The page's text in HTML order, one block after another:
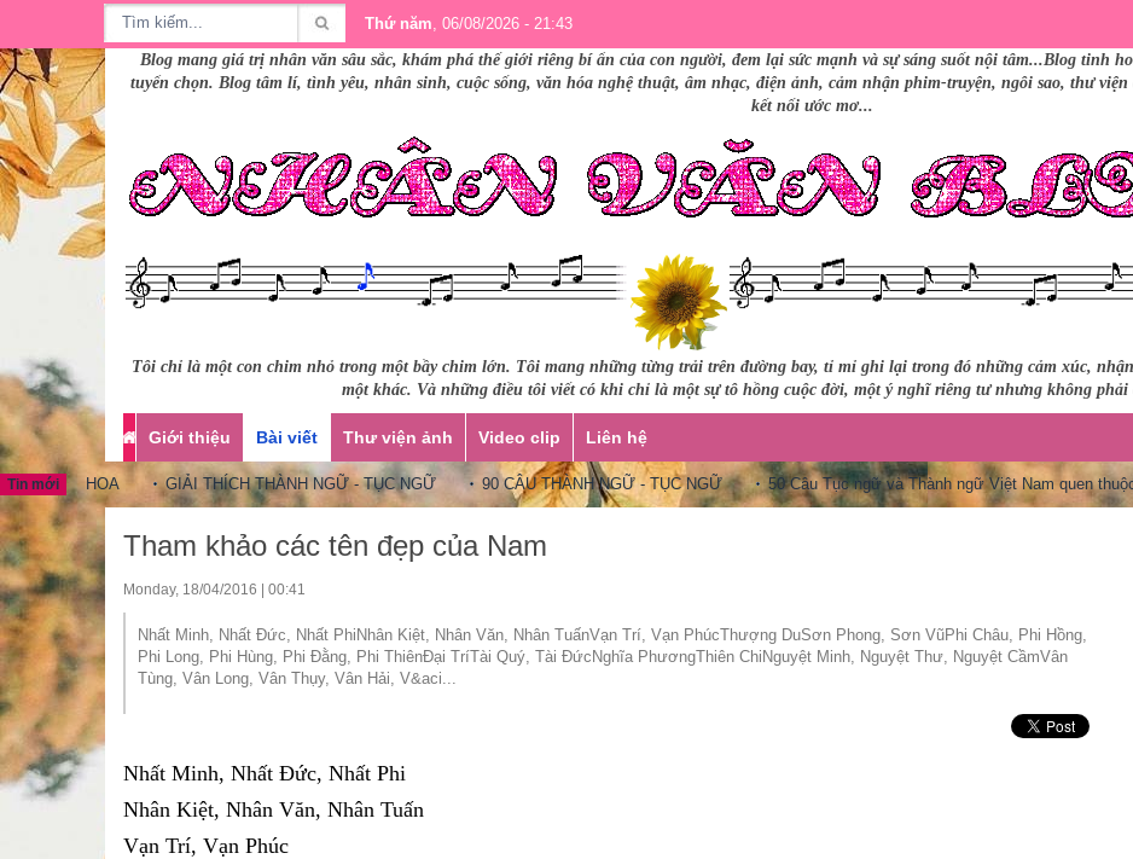
Thứ năm, 06/08/2026 - 21:43
Blog mang giá trị nhân văn sâu sắc, khám phá thế giới riêng bí ẩn của con người, đem lại sức mạnh và sự sáng suốt nội tâm...Blog tinh
tuyển chọn. Blog tâm lí, tình yêu, nhân sinh, cuộc sống, văn hóa nghệ thuật, âm nhạc, điện ảnh, cảm nhận phim-truyện, ngôi sao, thư
kết nối ước mơ...
Tôi chỉ là một con chim nhỏ trong một bầy chim lớn. Tôi mang những từng trải trên đường bay, tỉ mỉ ghi lại trong đó những cảm xúc,
một khác. Và những điều tôi viết có khi chỉ là một sự tô hồng cuộc đời, một ý nghĩ riêng tư nhưng không phải
Giới thiệu Bài viết Thư viện ảnh Video clip Liên hệ
Tin mớiHOA GIẢI THÍCH THÀNH NGỮ - TỤC NGỮ 90 CÂU THÀNH NGỮ - TỤC NGỮ 50 Câu Tục ngữ và Thành ngữ Việt Nam quen thuộc
Tham khảo các tên đẹp của Nam
Monday, 18/04/2016 | 00:41
Nhất Minh, Nhất Đức, Nhất PhiNhân Kiệt, Nhân Văn, Nhân TuấnVạn Trí, Vạn PhúcThượng DuSơn Phong, Sơn VũPhi Châu, Phi Hồng,
Phi Long, Phi Hùng, Phi Đằng, Phi ThiênĐại TríTài Quý, Tài ĐứcNghĩa PhươngThiên ChiNguyệt Minh, Nguyệt Thư, Nguyệt CầmVân
Tùng, Vân Long, Vân Thụy, Vân Hải, V&aci...
Nhất Minh, Nhất Đức, Nhất Phi
Nhân Kiệt, Nhân Văn, Nhân Tuấn
Vạn Trí, Vạn Phúc